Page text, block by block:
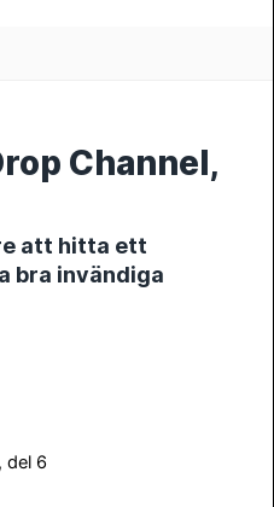
Channel,
att hitta ett
bra invändiga